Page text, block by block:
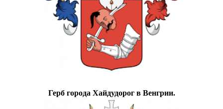
Герб города Хайдудорог в Венгрии.